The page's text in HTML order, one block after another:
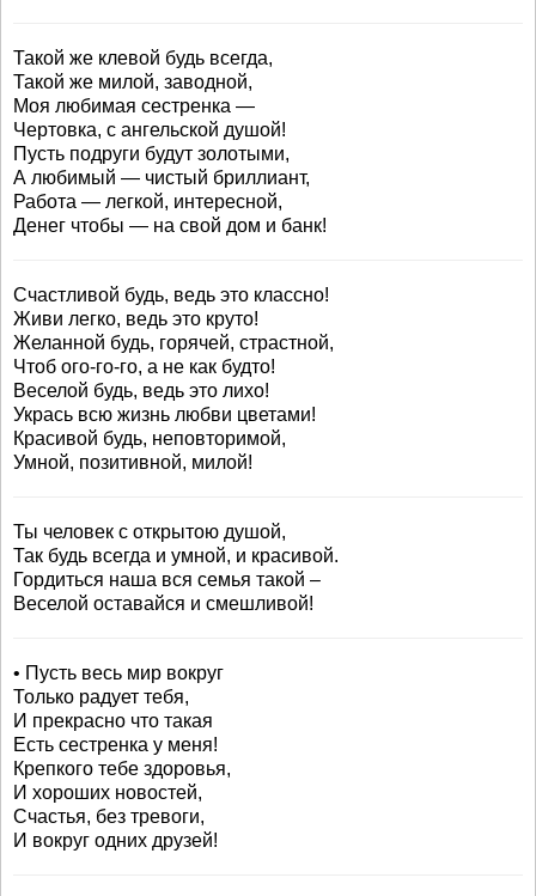
Такой же клевой будь всегда,
Такой же милой, заводной,
Моя любимая сестренка —
Чертовка, с ангельской душой!
Пусть подруги будут золотыми,
А любимый — чистый бриллиант,
Работа — легкой, интересной,
Денег чтобы — на свой дом и банк!
Счастливой будь, ведь это классно!
Живи легко, ведь это круто!
Желанной будь, горячей, страстной,
Чтоб ого-го-го, а не как будто!
Веселой будь, ведь это лихо!
Укрась всю жизнь любви цветами!
Красивой будь, неповторимой,
Умной, позитивной, милой!
Ты человек с открытою душой,
Так будь всегда и умной, и красивой.
Гордиться наша вся семья такой –
Веселой оставайся и смешливой!
• Пусть весь мир вокруг
Только радует тебя,
И прекрасно что такая
Есть сестренка у меня!
Крепкого тебе здоровья,
И хороших новостей,
Счастья, без тревоги,
И вокруг одних друзей!